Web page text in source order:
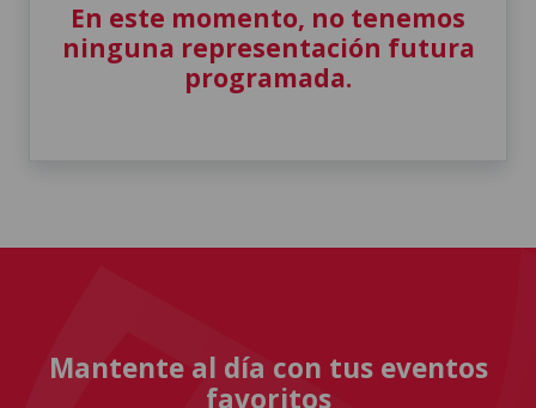
En este momento, no tenemos
ninguna representación futura
programada.
Mantente al día con tus eventos
favoritos